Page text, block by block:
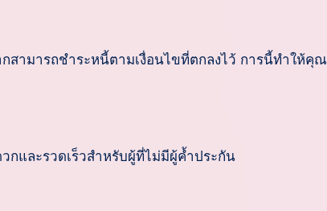
สามารถชำระหนี้ตามเงื่อนไขที่ตกลงไว้ การนี้ทำให้คุณ
กและรวดเร็วสำหรับผู้ที่ไม่มีผู้ค้ำประกัน